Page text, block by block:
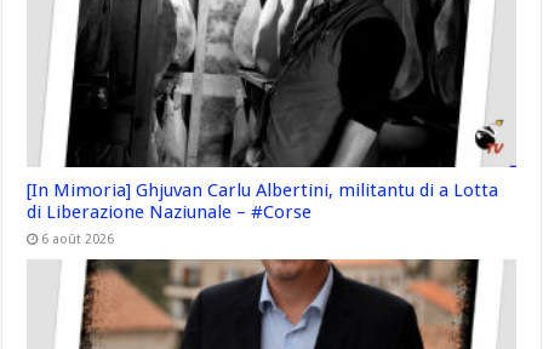
[In Mimoria] Ghjuvan Carlu Albertini, militantu di a Lotta
di Liberazione Naziunale – #Corse
6 août 2026